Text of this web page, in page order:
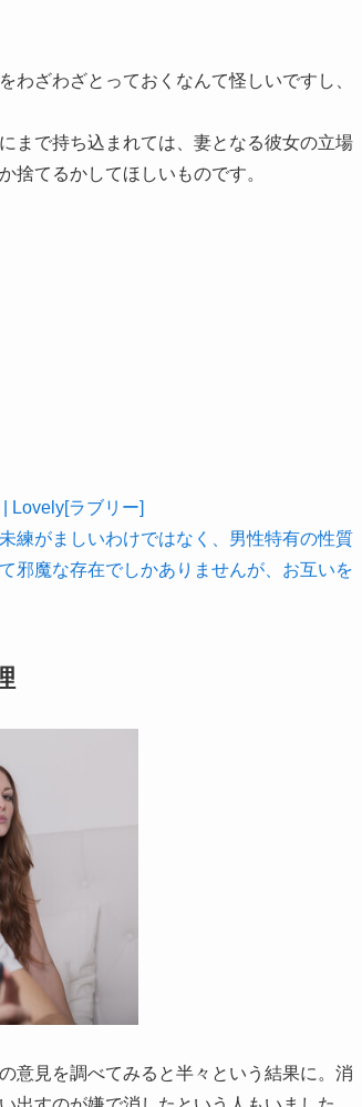
わざわざとっておくなんて怪しいですし、
まで持ち込まれては、妻となる彼女の立場
捨てるかしてほしいものです。
Lovely[ラブリー]
練がましいわけではなく、男性特有の性質
邪魔な存在でしかありませんが、お互いを
意見を調べてみると半々という結果に。消